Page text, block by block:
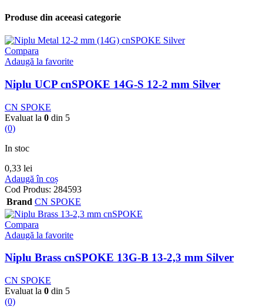
Produse din aceeasi categorie
Compara
Adaugă la favorite
Niplu UCP cnSPOKE 14G-S 12-2 mm Silver
CN SPOKE
Evaluat la 0 din 5
(0)
In stoc
0,33 lei
Adaugă în coș
Cod Produs: 284593
Brand CN SPOKE
Compara
Adaugă la favorite
Niplu Brass cnSPOKE 13G-B 13-2,3 mm Silver
CN SPOKE
Evaluat la 0 din 5
(0)